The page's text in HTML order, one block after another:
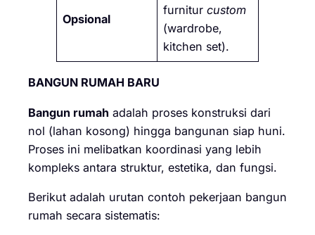
Opsional
furniturcustom
(wardrobe,
kitchen set).
BANGUN RUMAH BARU
Bangun rumah adalah proses konstruksi dari
nol (lahan kosong) hingga bangunan siap huni.
Proses ini melibatkan koordinasi yang lebih
kompleks antara struktur, estetika, dan fungsi.
Berikut adalah urutan contoh pekerjaan bangun
rumah secara sistematis: